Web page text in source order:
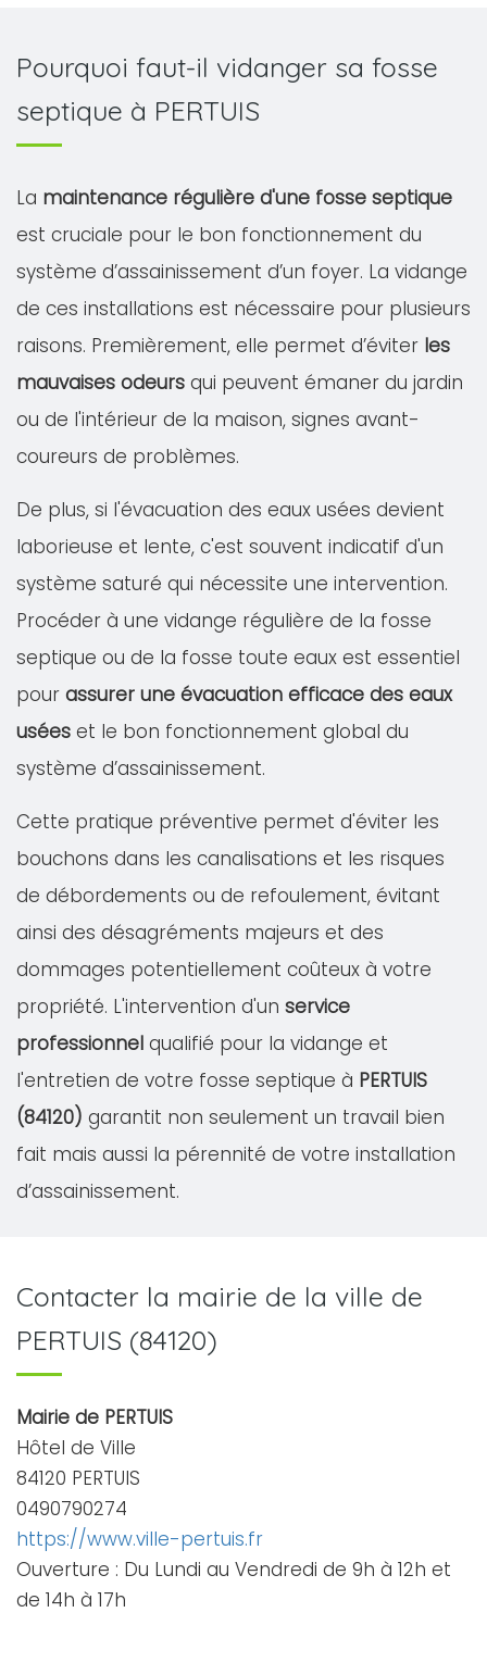
Pourquoi faut-il vidanger sa fosse
septique à PERTUIS
La maintenance régulière d'une fosse septique
est cruciale pour le bon fonctionnement du
système d’assainissement d’un foyer. La vidange
de ces installations est nécessaire pour plusieurs
raisons. Premièrement, elle permet d’éviter les
mauvaises odeurs qui peuvent émaner du jardin
ou de l'intérieur de la maison, signes avant-
coureurs de problèmes.
De plus, si l'évacuation des eaux usées devient
laborieuse et lente, c'est souvent indicatif d'un
système saturé qui nécessite une intervention.
Procéder à une vidange régulière de la fosse
septique ou de la fosse toute eaux est essentiel
pour assurer une évacuation efficace des eaux
usées et le bon fonctionnement global du
système d’assainissement.
Cette pratique préventive permet d'éviter les
bouchons dans les canalisations et les risques
de débordements ou de refoulement, évitant
ainsi des désagréments majeurs et des
dommages potentiellement coûteux à votre
propriété. L'intervention d'un service
professionnel qualifié pour la vidange et
l'entretien de votre fosse septique à PERTUIS
(84120) garantit non seulement un travail bien
fait mais aussi la pérennité de votre installation
d’assainissement.
Contacter la mairie de la ville de
PERTUIS (84120)
Mairie de PERTUIS
Hôtel de Ville
84120 PERTUIS
0490790274
https://www.ville-pertuis.fr
Ouverture : Du Lundi au Vendredi de 9h à 12h et
de 14h à 17h